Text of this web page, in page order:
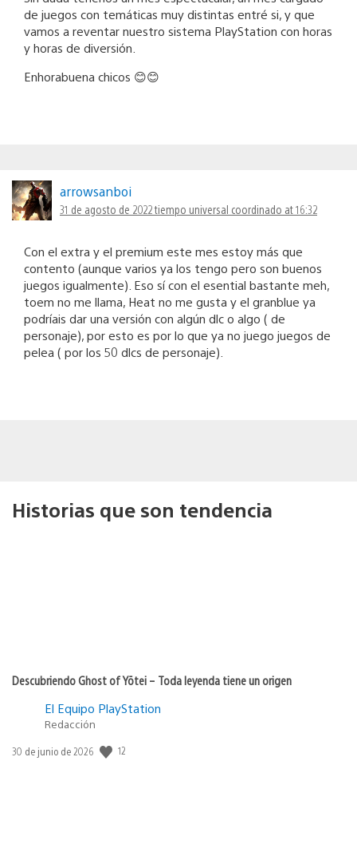
de juegos con temáticas muy distintas entré si, y que
vamos a reventar nuestro sistema PlayStation con horas
y horas de diversión.
Enhorabuena chicos 😊😊
arrowsanboi
31 de agosto de 2022 tiempo universal coordinado at 16:32
Con el extra y el premium este mes estoy más que
contento (aunque varios ya los tengo pero son buenos
juegos igualmente). Eso sí con el esential bastante meh,
toem no me llama, Heat no me gusta y el granblue ya
podríais dar una versión con algún dlc o algo ( de
personaje), por esto es por lo que ya no juego juegos de
pelea ( por los 50 dlcs de personaje).
Historias que son tendencia
Descubriendo Ghost of Yōtei – Toda leyenda tiene un origen
El Equipo PlayStation
Redacción
Fecha
30 de junio de 2026 12